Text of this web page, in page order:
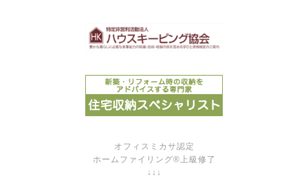
オフィスミカサ認定
ホームファイリング®上級修了
↓↓↓